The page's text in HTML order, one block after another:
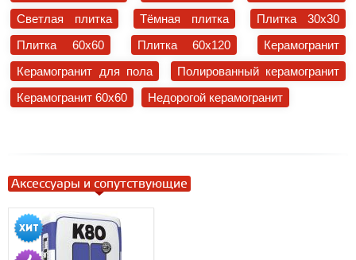
Светлая плитка
Тёмная плитка
Плитка 30x30
Плитка 60x60
Плитка 60x120
Керамогранит
Керамогранит для пола
Полированный керамогранит
Керамогранит 60x60
Недорогой керамогранит
Аксессуары и сопутствующие